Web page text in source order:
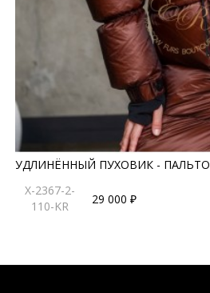
УДЛИНЁННЫЙ ПУХОВИК - ПАЛЬТО
X-2367-2-
110-KR
29 000 ₽